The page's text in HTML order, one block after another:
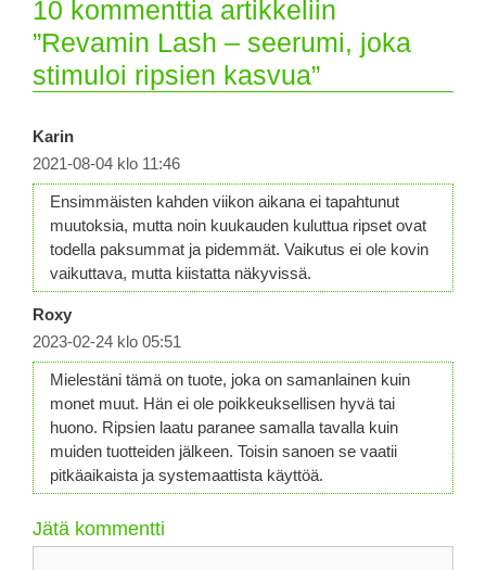
10 kommenttia artikkeliin
”Revamin Lash – seerumi, joka
stimuloi ripsien kasvua”
Karin
2021-08-04 klo 11:46
Ensimmäisten kahden viikon aikana ei tapahtunut
muutoksia, mutta noin kuukauden kuluttua ripset ovat
todella paksummat ja pidemmät. Vaikutus ei ole kovin
vaikuttava, mutta kiistatta näkyvissä.
Roxy
2023-02-24 klo 05:51
Mielestäni tämä on tuote, joka on samanlainen kuin
monet muut. Hän ei ole poikkeuksellisen hyvä tai
huono. Ripsien laatu paranee samalla tavalla kuin
muiden tuotteiden jälkeen. Toisin sanoen se vaatii
pitkäaikaista ja systemaattista käyttöä.
Jätä kommentti